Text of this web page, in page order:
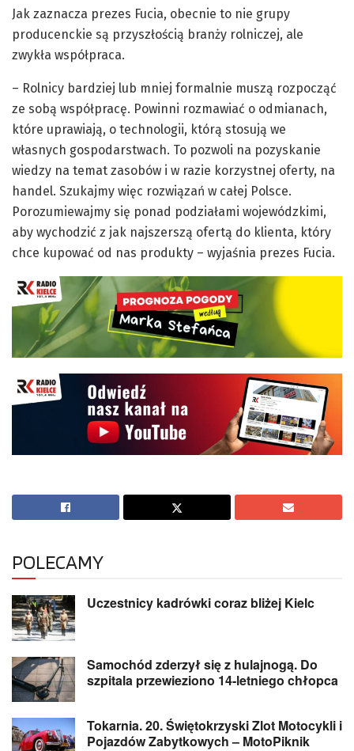
Jak zaznacza prezes Fucia, obecnie to nie grupy
producenckie są przyszłością branży rolniczej, ale
zwykła współpraca.
– Rolnicy bardziej lub mniej formalnie muszą rozpocząć
ze sobą współpracę. Powinni rozmawiać o odmianach,
które uprawiają, o technologii, którą stosują we
własnych gospodarstwach. To pozwoli na pozyskanie
wiedzy na temat zasobów i w razie korzystnej oferty, na
handel. Szukajmy więc rozwiązań w całej Polsce.
Porozumiewajmy się ponad podziałami wojewódzkimi,
aby wychodzić z jak najszerszą ofertą do klienta, który
chce kupować od nas produkty – wyjaśnia prezes Fucia.
POLECAMY
Uczestnicy kadrówki coraz bliżej Kielc
Samochód zderzył się z hulajnogą. Do
szpitala przewieziono 14-letniego chłopca
Tokarnia. 20. Świętokrzyski Zlot Motocykli i
Pojazdów Zabytkowych – MotoPiknik